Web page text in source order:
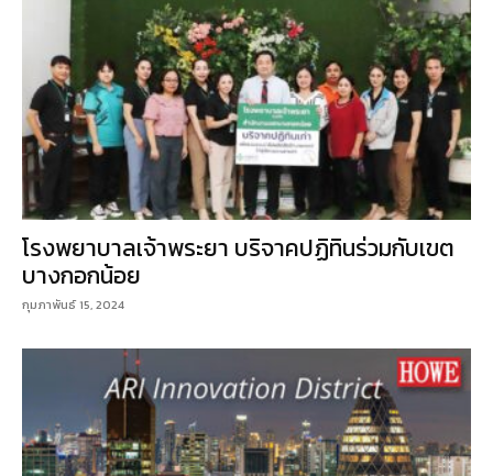
โรงพยาบาลเจ้าพระยา บริจาคปฏิทินร่วมกับเขต
บางกอกน้อย
กุมภาพันธ์ 15, 2024